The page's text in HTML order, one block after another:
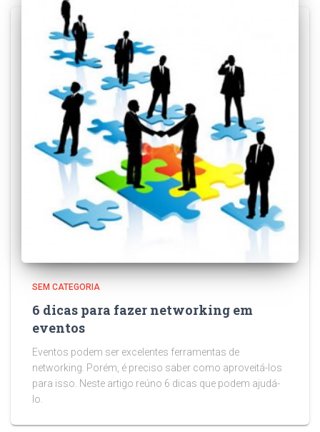
SEM CATEGORIA
6 dicas para fazer networking em
eventos
Eventos podem ser excelentes ferramentas de
networking. Porém, é preciso saber como aproveitá-los
para isso. Neste artigo reúno 6 dicas que podem ajudá-
lo.